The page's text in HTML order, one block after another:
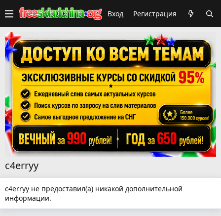
Вход Регистрация
c4erryy
c4erryy не предоставил(а) никакой дополнительной
информации.